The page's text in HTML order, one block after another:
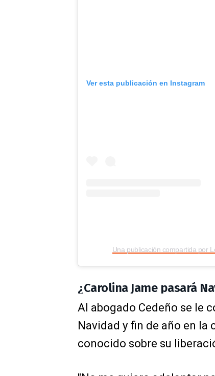
Ver esta publicación en Instagram
¿Carolina Jame pasará
Al abogado Cedeño se le
Navidad y fin de año en la
conocido sobre su